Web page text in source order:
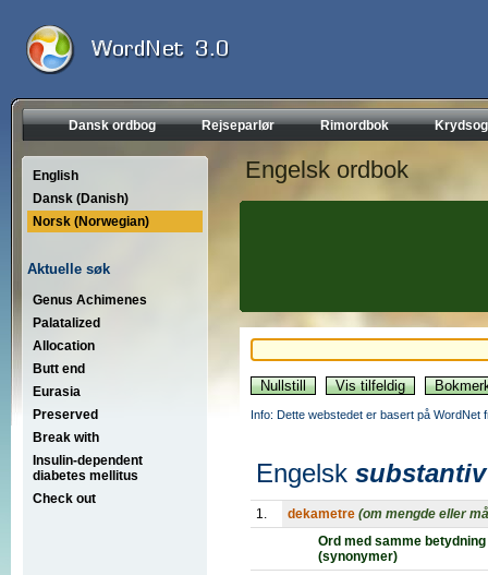
Dansk ordbog Rejseparlør Rimordbok
English
Dansk (Danish)
Norsk (Norwegian)
Aktuelle søk
Genus Achimenes
Palatalized
Allocation
Butt end
Eurasia
Preserved
Break with
Insulin-dependent
diabetes mellitus
Check out
Engelsk ordbok
Info: Dette webstedet er basert på WordNet
Engelsk substantiv
1. dekametre (om mengde eller
Ord med samme betydning
(synonymer)